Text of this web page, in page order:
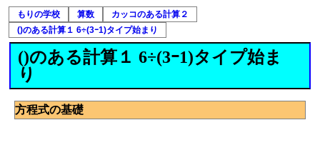
もりの学校 算数
カッコのある計算２
()のある計算１ 6÷(3ｰ1)タイプ始まり
()のある計算１ 6÷(3ｰ1)タイプ始ま
り
方程式の基礎